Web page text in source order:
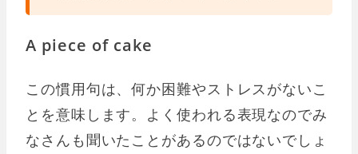
A piece of cake
この慣用句は、何か困難やストレスがないこ
とを意味します。よく使われる表現なのでみ
なさんも聞いたことがあるのではないでしょ